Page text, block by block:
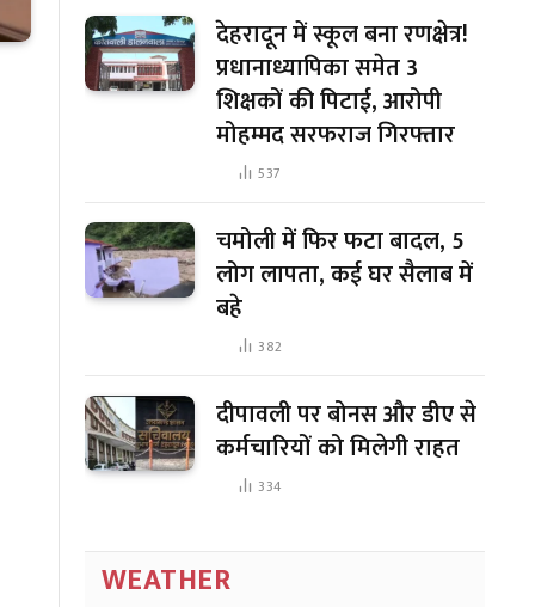
देहरादून में स्कूल बना रणक्षेत्र!
प्रधानाध्यापिका समेत 3
शिक्षकों की पिटाई, आरोपी
मोहम्मद सरफराज गिरफ्तार
537
चमोली में फिर फटा बादल, 5
लोग लापता, कई घर सैलाब में
बहे
382
दीपावली पर बोनस और डीए से
कर्मचारियों को मिलेगी राहत
334
WEATHER